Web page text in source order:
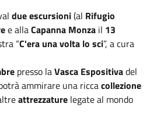
due escursioni(al Rifugio
e allaCapanna Monza il 13
“C'era una volta lo sci”, a cura
presso laVasca Espositivadel
ammirare una riccacollezione
attrezzature legate al mondo